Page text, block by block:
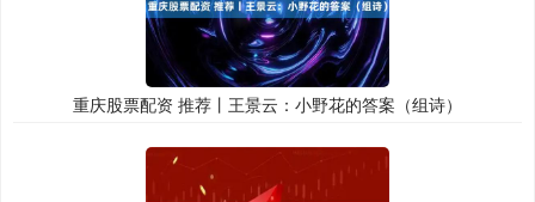
重庆股票配资 推荐丨王景云：小野花的答案（组诗）